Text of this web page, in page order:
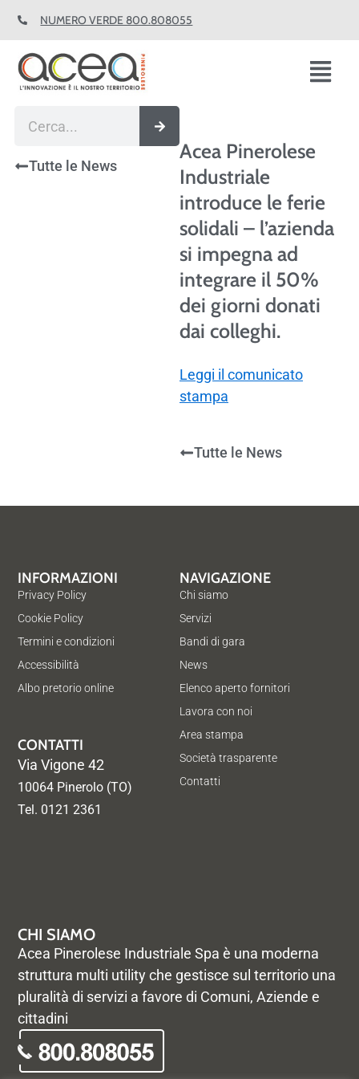
NUMERO VERDE 800.808055
Tutte le News
Acea Pinerolese
Industriale
introduce le ferie
solidali – l’azienda
si impegna ad
integrare il 50%
dei giorni donati
dai colleghi.
Leggi il comunicato
stampa
Tutte le News
CHI SIAMO
Acea Pinerolese Industriale Spa è una moderna
struttura multi utility che gestisce sul territorio una
pluralità di servizi a favore di Comuni, Aziende e
cittadini
NAVIGAZIONE
Chi siamo
Servizi
Bandi di gara
News
Elenco aperto fornitori
Lavora con noi
Area stampa
Società trasparente
Contatti
INFORMAZIONI
Privacy Policy
Cookie Policy
Termini e condizioni
Accessibilità
Albo pretorio online
CONTATTI
Via Vigone 42
10064 Pinerolo (TO)
Tel. 0121 2361